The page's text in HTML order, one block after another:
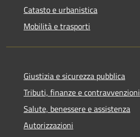
Catasto e urbanistica
Mobilità e trasporti
Giustizia e sicurezza pubblica
Tributi, finanze e contravvenzioni
Salute, benessere e assistenza
Autorizzazioni